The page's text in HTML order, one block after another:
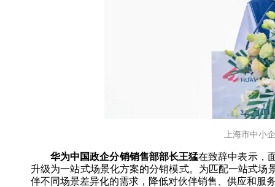
上海市中小
华为中国政企分销销售部部长王猛在致辞中表示，
升级为一站式场景化方案的分销模式。为匹配一站式场
伴不同场景差异化的需求，降低对伙伴销售、供应和服